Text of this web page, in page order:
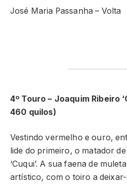
José Maria Passanha – Volta
4º Touro – Joaquim Ribeiro
460 quilos)
Vestindo vermelho e ouro,
lide do primeiro, o matador
‘Cuqui’. A sua faena de
artístico, com o toiro a